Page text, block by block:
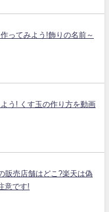
ってみよう!飾りの名前～
う! くす玉の作り方を動画
販売店舗はどこ?楽天は偽
意です!